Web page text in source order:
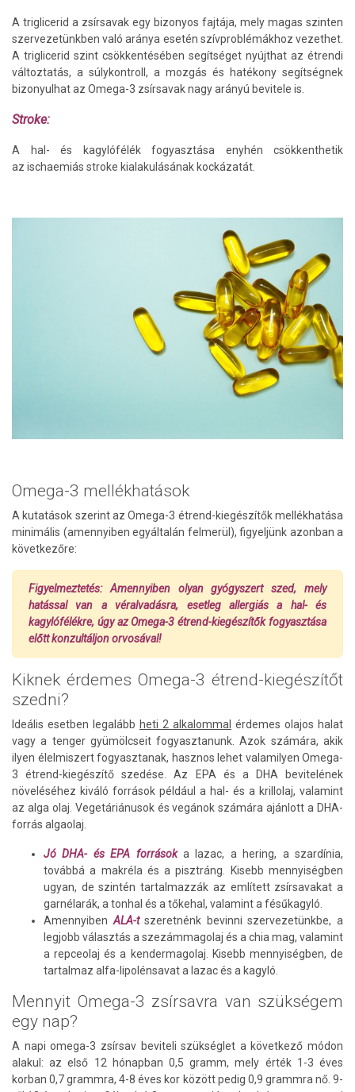
A triglicerid a zsírsavak egy bizonyos fajtája, mely magas szinten
szervezetünkben való aránya esetén szívproblémákhoz vezethet.
A triglicerid szint csökkentésében segítséget nyújthat az étrendi
változtatás, a súlykontroll, a mozgás és hatékony segítségnek
bizonyulhat az Omega-3 zsírsavak nagy arányú bevitele is.
Stroke:
A hal- és kagylófélék fogyasztása enyhén csökkenthetik
az ischaemiás stroke kialakulásának kockázatát.
Omega-3 mellékhatások
A kutatások szerint az Omega-3 étrend-kiegészítők mellékhatása
minimális (amennyiben egyáltalán felmerül), figyeljünk azonban a
következőre:
Figyelmeztetés: Amennyiben olyan gyógyszert szed, mely
hatással van a véralvadásra, esetleg allergiás a hal- és
kagylófélékre, úgy az Omega-3 étrend-kiegészítők fogyasztása
előtt konzultáljon orvosával!
Kiknek érdemes Omega-3 étrend-kiegészítőt
szedni?
Ideális esetben legalább heti 2 alkalommal érdemes olajos halat
vagy a tenger gyümölcseit fogyasztanunk. Azok számára, akik
ilyen élelmiszert fogyasztanak, hasznos lehet valamilyen Omega-
3 étrend-kiegészítő szedése. Az EPA és a DHA bevitelének
növeléséhez kiváló források például a hal- és a krillolaj, valamint
az alga olaj. Vegetáriánusok és vegánok számára ajánlott a DHA-
forrás algaolaj.
Jó DHA- és EPA források a lazac, a hering, a szardínia,
továbbá a makréla és a pisztráng. Kisebb mennyiségben
ugyan, de szintén tartalmazzák az említett zsírsavakat a
garnélarák, a tonhal és a tőkehal, valamint a fésűkagyló.
Amennyiben ALA-tszeretnénk bevinni szervezetünkbe, a
legjobb választás a szezámmagolaj és a chia mag, valamint
a repceolaj és a kendermagolaj. Kisebb mennyiségben, de
tartalmaz alfa-lipolénsavat a lazac és a kagyló.
Mennyit Omega-3 zsírsavra van szükségem
egy nap?
A napi omega-3 zsírsav beviteli szükséglet a következő módon
alakul: az első 12 hónapban 0,5 gramm, mely érték 1-3 éves
korban 0,7 grammra, 4-8 éves kor között pedig 0,9 grammra nő. 9-